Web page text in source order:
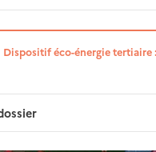
Dispositif éco-énergie tertiaire